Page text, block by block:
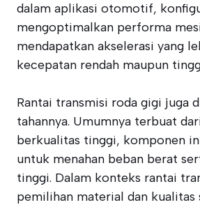
dalam aplikasi otomotif,
mengoptimalkan performa
mendapatkan akselerasi yang
kecepatan rendah maupun
Rantai transmisi roda gigi juga
tahannya. Umumnya terbuat
berkualitas tinggi, komponen
untuk menahan beban berat
tinggi. Dalam konteks rantai
pemilihan material dan kualitas